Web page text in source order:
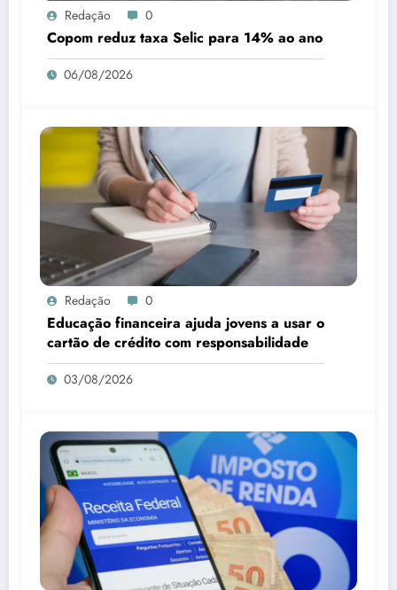
Redação 0
Copom reduz taxa Selic para 14% ao ano
06/08/2026
Redação 0
Educação financeira ajuda jovens a usar o
cartão de crédito com responsabilidade
03/08/2026